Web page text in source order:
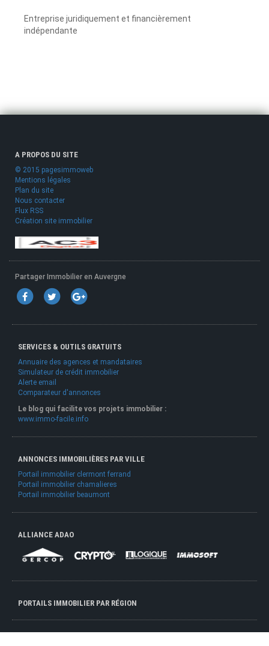
Entreprise juridiquement et financièrement
indépendante
A PROPOS DU SITE
© 2015 pagesimmoweb
Mentions légales
Plan du site
Nous contacter
Flux RSS
Création site immobilier
Partager Immobilier en Auvergne
SERVICES & OUTILS GRATUITS
Annuaire des agences et mandataires
Simulateur de crédit immobilier
Alerte email
Comparateur d'annonces
Le blog qui facilite vos projets immobilier :
www.immo-facile.info
ANNONCES IMMOBILIÈRES PAR VILLE
Portail immobilier clermont ferrand
Portail immobilier chamalieres
Portail immobilier beaumont
ALLIANCE ADAO
PORTAILS IMMOBILIER PAR RÉGION